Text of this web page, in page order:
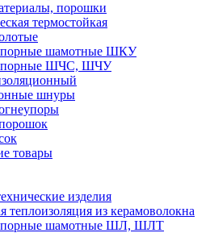
порошки
термостойкая
шамотные ШКУ
ШЧС, ШЧУ
шнуры
товары
изделия
из керамоволокна
шамотные ШЛ, ШЛТ